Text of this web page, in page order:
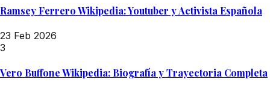
Ramsey Ferrero Wikipedia: Youtuber y Activista Española
23 Feb 2026
3
Vero Buffone Wikipedia: Biografía y Trayectoria Completa